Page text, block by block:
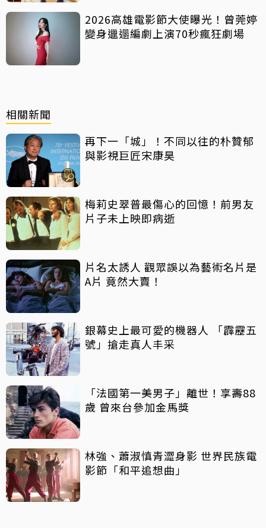
2026高雄電影節大使曝光！曾莞婷
變身邋遢編劇上演70秒瘋狂劇場
相關新聞
再下一「城」！不同以往的朴贊郁
與影視巨匠宋康昊
梅莉史翠普最傷心的回憶！前男友
片子未上映即病逝
片名太誘人 觀眾誤以為藝術名片是
A片 竟然大賣！
銀幕史上最可愛的機器人 「霹靂五
號」搶走真人丰采
「法國第一美男子」離世！享壽88
歲 曾來台參加金馬獎
林強、蕭淑慎青澀身影 世界民族電
影節「和平追想曲」